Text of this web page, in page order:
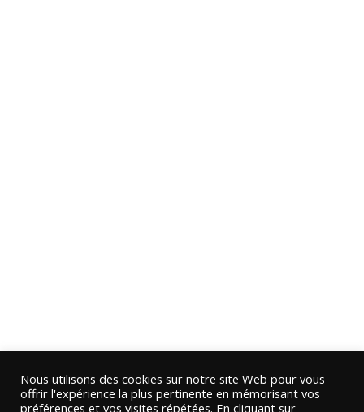
Nous utilisons des cookies sur notre site Web pour vous
offrir l'expérience la plus pertinente en mémorisant vos
préférences et vos visites répétées. En cliquant sur